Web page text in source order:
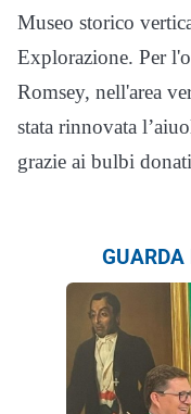
Museo storico
Explorazione. Per
Romsey, nell'area
stata rinnovata
grazie ai bulbi